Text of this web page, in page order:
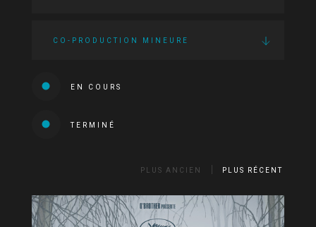
CO-PRODUCTION MINEURE
EN COURS
TERMINÉ
PLUS ANCIEN PLUS RÉCENT